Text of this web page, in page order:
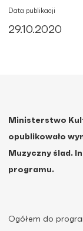
Data publikacji
29.10.2020
Ministerstwo
opublikowało
Muzyczny ślad.
programu.
Ogółem do